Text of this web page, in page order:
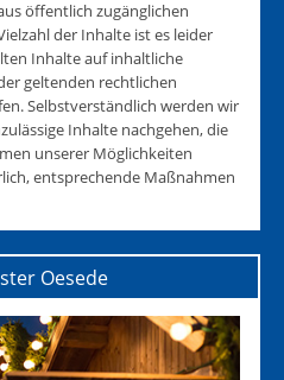
öffentlich zugänglichen
der Inhalte ist es leider
Inhalte auf inhaltliche
geltenden rechtlichen
Selbstverständlich werden wir
Inhalte nachgehen, die
unserer Möglichkeiten
entsprechende Maßnahmen
Oesede